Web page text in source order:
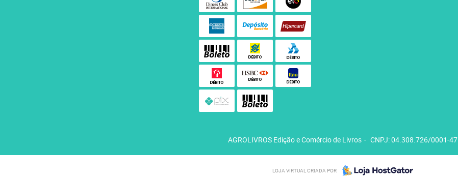
AGROLIVROS Edição e Comércio de Livros CNPJ: 04.308.726/0001-47
LOJA VIRTUAL CRIADA POR